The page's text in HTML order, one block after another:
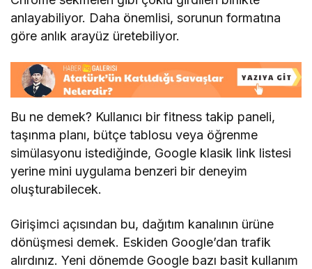
anlayabiliyor. Daha önemlisi, sorunun formatına
göre anlık arayüz üretebiliyor.
Bu ne demek? Kullanıcı bir fitness takip paneli,
taşınma planı, bütçe tablosu veya öğrenme
simülasyonu istediğinde, Google klasik link listesi
yerine mini uygulama benzeri bir deneyim
oluşturabilecek.
Girişimci açısından bu, dağıtım kanalının ürüne
dönüşmesi demek. Eskiden Google’dan trafik
alırdınız. Yeni dönemde Google bazı basit kullanım